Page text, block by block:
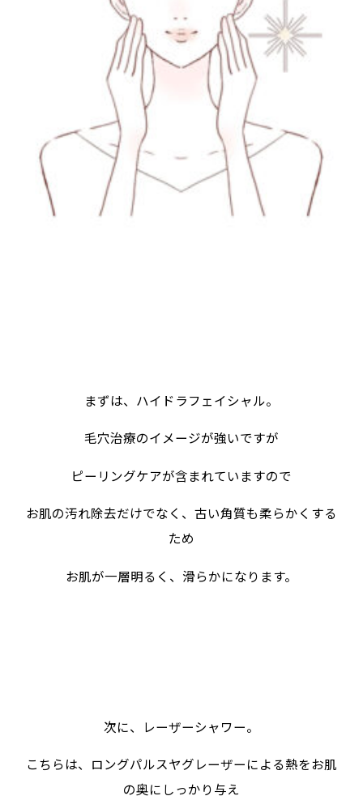
まずは、ハイドラフェイシャル。
毛穴治療のイメージが強いですが
ピーリングケアが含まれていますので
お肌の汚れ除去だけでなく、古い角質も柔らかくする
ため
お肌が一層明るく、滑らかになります。
次に、レーザーシャワー。
こちらは、ロングパルスヤグレーザーによる熱をお肌
の奥にしっかり与え